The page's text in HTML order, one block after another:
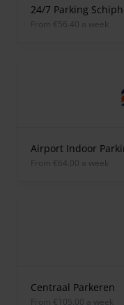
24/7 Parking
from €56.40 a week
Airport Indoor
from €64.00 a week
Centraal Parkeren
from €105.00 a week